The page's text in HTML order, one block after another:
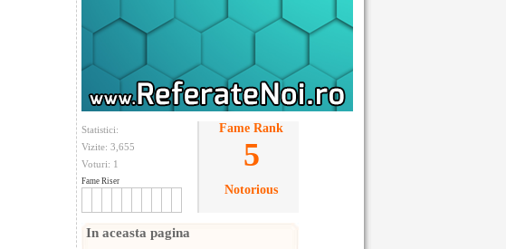
Statistici:
Vizite: 3,655
Voturi: 1
Fame Riser
Fame Rank
5
Notorious
In aceasta pagina